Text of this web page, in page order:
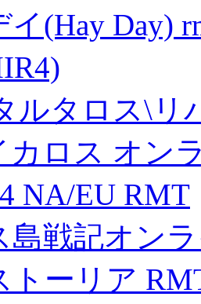
(Hay Day)
ルタロス\リ
カロス オン
NA/EU RMT
島戦記オン
トーリア